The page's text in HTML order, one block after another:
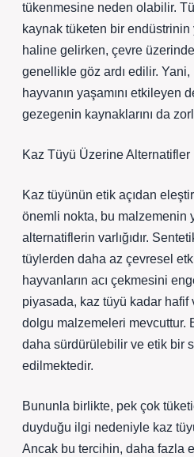
tükenmesine neden olabilir.
kaynak tüketen bir
haline gelirken, çevre
genellikle göz ardı edilir.
hayvanın yaşamını etkileyen
gezegenin kaynaklarını da
Kaz Tüyü Üzerine Alternatifler
Kaz tüyünün etik açıdan
önemli nokta, bu malzemenin
alternatiflerin varlığıdır.
tüylerden daha az çevresel
hayvanların acı çekmesini
piyasada, kaz tüyü kadar hafif
dolgu malzemeleri mevcuttur.
daha sürdürülebilir ve etik bir
edilmektedir.
Bununla birlikte, pek çok
duyduğu ilgi nedeniyle kaz
Ancak bu tercihin, daha fazla